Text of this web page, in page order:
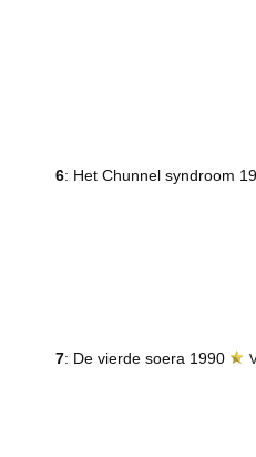
6: Het Chunnel syndroom
7: De vierde soera 1990